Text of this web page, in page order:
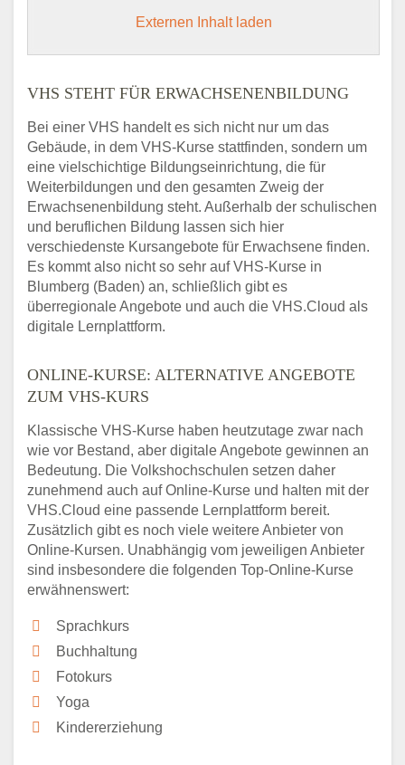
Externen Inhalt laden
VHS STEHT FÜR ERWACHSENENBILDUNG
Bei einer VHS handelt es sich nicht nur um das
Gebäude, in dem VHS-Kurse stattfinden, sondern um
eine vielschichtige Bildungseinrichtung, die für
Weiterbildungen und den gesamten Zweig der
Erwachsenenbildung steht. Außerhalb der schulischen
und beruflichen Bildung lassen sich hier
verschiedenste Kursangebote für Erwachsene finden.
Es kommt also nicht so sehr auf VHS-Kurse in
Blumberg (Baden) an, schließlich gibt es
überregionale Angebote und auch die VHS.Cloud als
digitale Lernplattform.
ONLINE-KURSE: ALTERNATIVE ANGEBOTE
ZUM VHS-KURS
Klassische VHS-Kurse haben heutzutage zwar nach
wie vor Bestand, aber digitale Angebote gewinnen an
Bedeutung. Die Volkshochschulen setzen daher
zunehmend auch auf Online-Kurse und halten mit der
VHS.Cloud eine passende Lernplattform bereit.
Zusätzlich gibt es noch viele weitere Anbieter von
Online-Kursen. Unabhängig vom jeweiligen Anbieter
sind insbesondere die folgenden Top-Online-Kurse
erwähnenswert:
Sprachkurs
Buchhaltung
Fotokurs
Yoga
Kindererziehung